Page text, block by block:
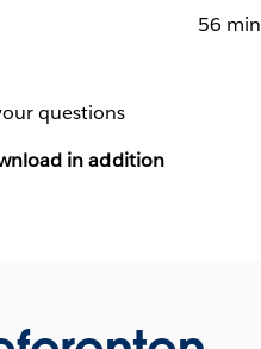
questions
in addition
56 min